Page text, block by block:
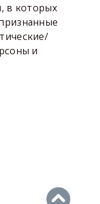
в которых
и